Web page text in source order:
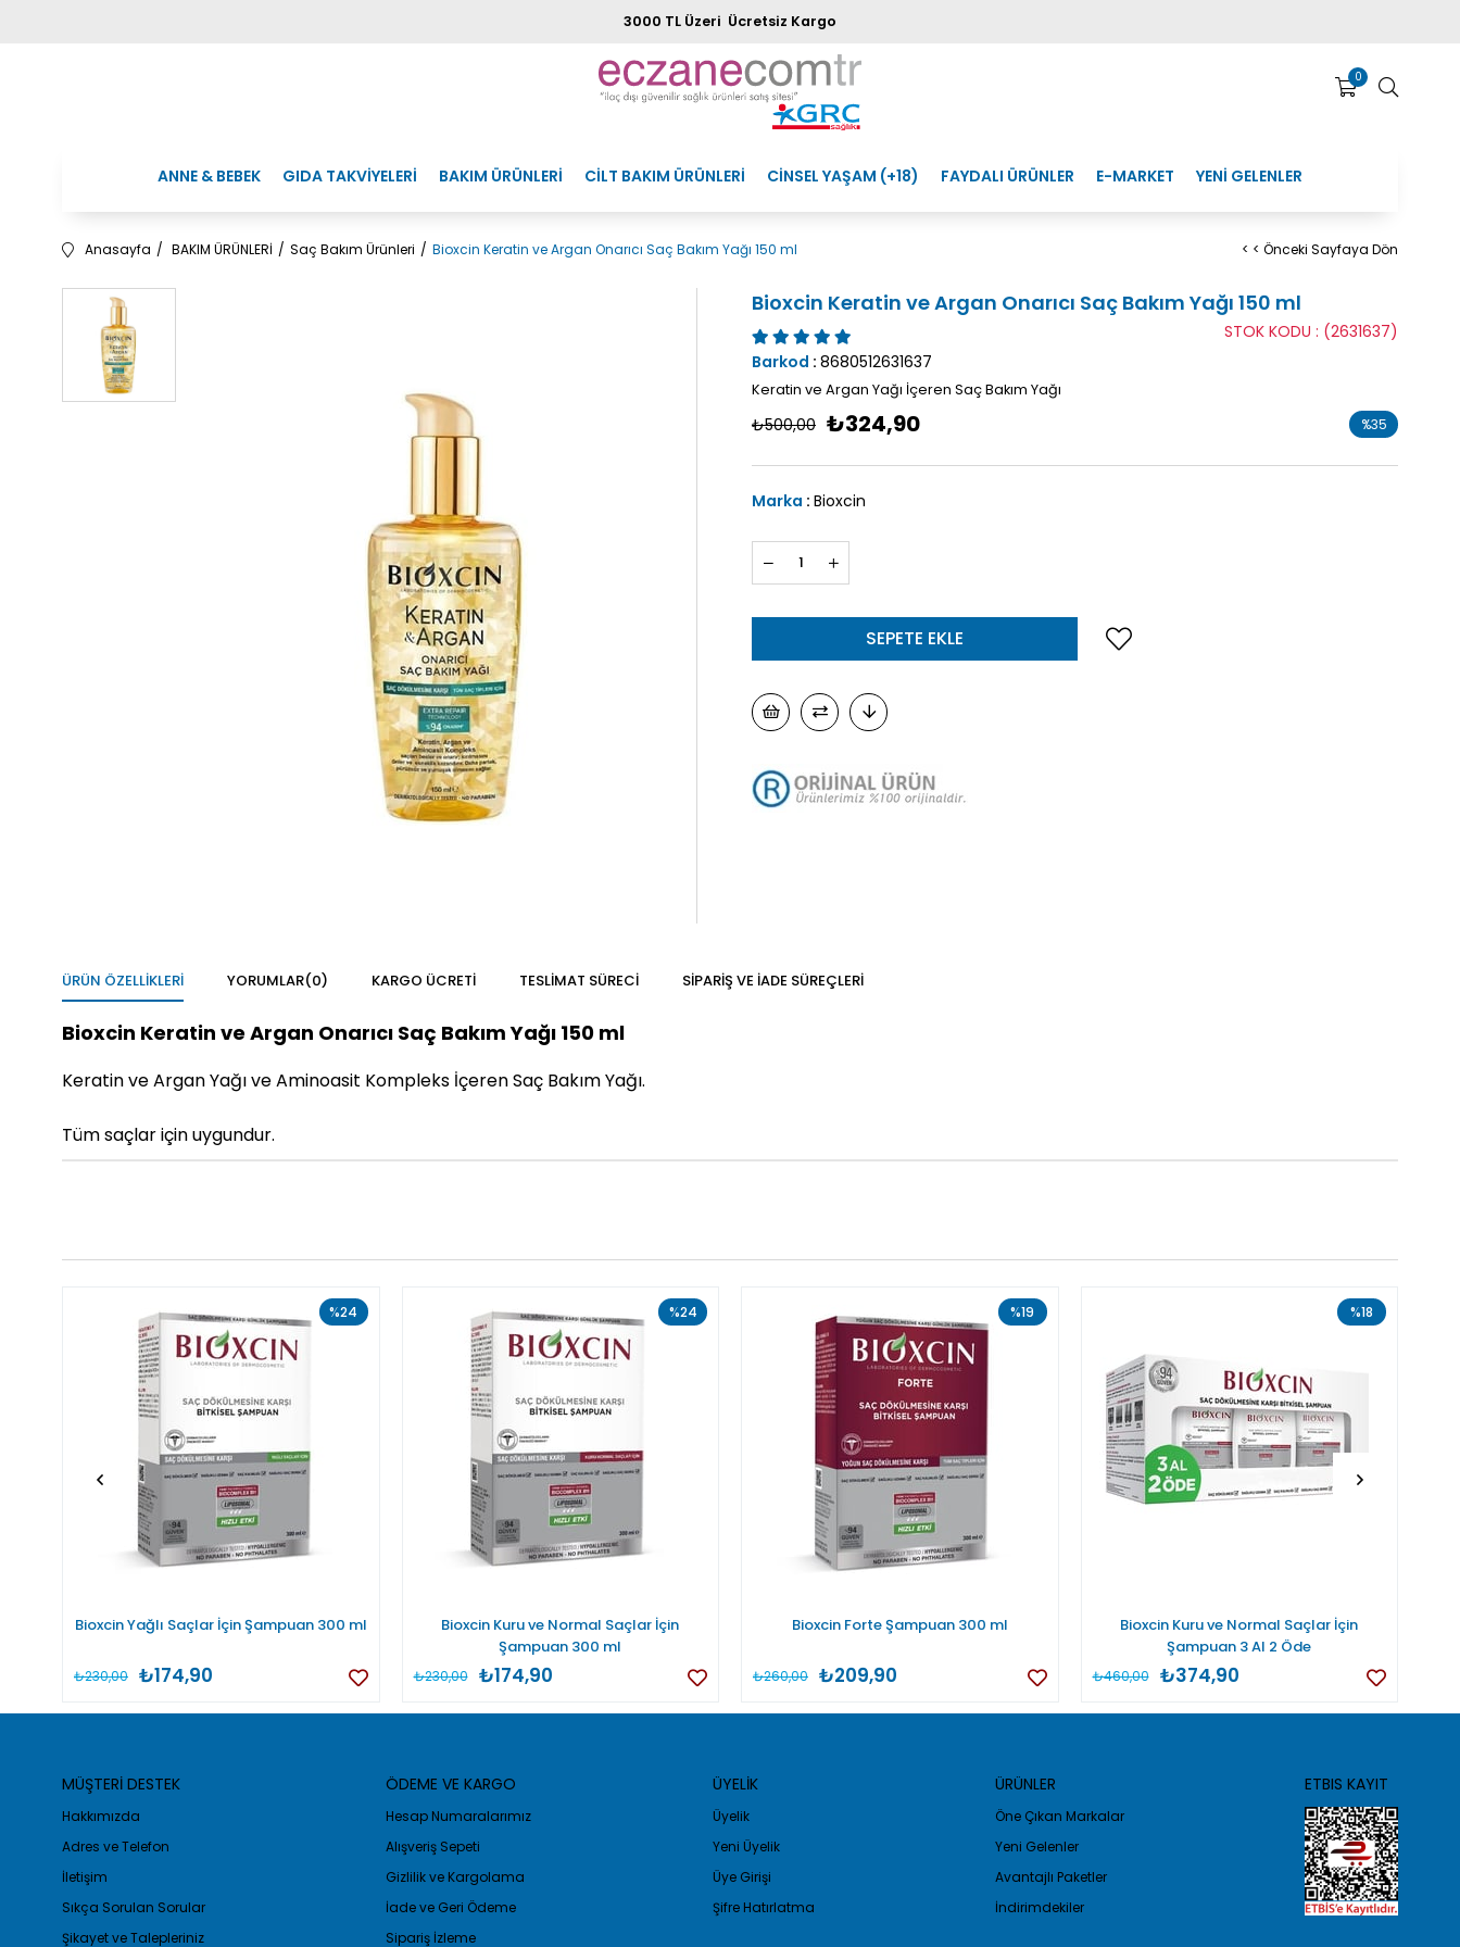
3000 TL Üzeri Ücretsiz Kargo
0
ANNE & BEBEK GIDA TAKVİYELERİ BAKIM ÜRÜNLERİ CİLT BAKIM ÜRÜNLERİ CİNSEL YAŞAM (+18) FAYDALI ÜRÜNLER E-MARKET YENİ GELENLER
Anasayfa BAKIM ÜRÜNLERİ Saç Bakım Ürünleri Bioxcin Keratin ve Argan Onarıcı Saç Bakım Yağı 150 ml < < Önceki Sayfaya Dön
Bioxcin Keratin ve Argan Onarıcı Saç Bakım Yağı 150 ml
(2631637)
STOK KODU
Barkod : 8680512631637
Keratin ve Argan Yağı İçeren Saç Bakım Yağı
₺500,00 ₺324,90 %35
Marka : Bioxcin
ÜRÜN ÖZELLIKLERI YORUMLAR(0) KARGO ÜCRETI TESLIMAT SÜRECI SIPARIŞ VE İADE SÜREÇLERI
Bioxcin Keratin ve Argan Onarıcı Saç Bakım Yağı 150 ml
Keratin ve Argan Yağı ve Aminoasit Kompleks İçeren Saç Bakım Yağı.
Tüm saçlar için uygundur.
Bioxcin Yağlı Saçlar İçin Şampuan 300 ml
₺174,90
₺230,00
%24
Bioxcin Kuru ve Normal Saçlar İçin
Şampuan 300 ml
₺174,90
₺230,00
%24
Bioxcin Forte Şampuan 300 ml
₺209,90
₺260,00
%19
Bioxcin Kuru ve Normal Saçlar İçin
Şampuan 3 Al 2 Öde
₺374,90
₺460,00
%18
MÜŞTERİ DESTEK
Hakkımızda
Adres ve Telefon
İletişim
Sıkça Sorulan Sorular
Şikayet ve Talepleriniz
ÖDEME VE KARGO
Hesap Numaralarımız
Alışveriş Sepeti
Gizlilik ve Kargolama
İade ve Geri Ödeme
Sipariş İzleme
ÜYELİK
Üyelik
Yeni Üyelik
Üye Girişi
Şifre Hatırlatma
ÜRÜNLER
Öne Çıkan Markalar
Yeni Gelenler
Avantajlı Paketler
İndirimdekiler
ETBIS KAYIT